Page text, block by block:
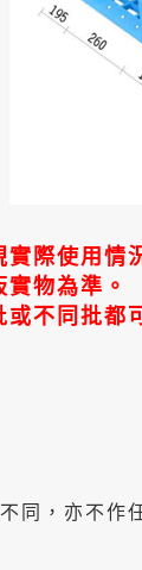
際使用
物為準。
不同批都
同，亦不作